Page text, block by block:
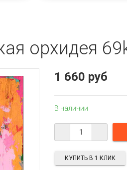
орхидея
1 660 руб
В наличии
КУПИТЬ В 1 КЛИК